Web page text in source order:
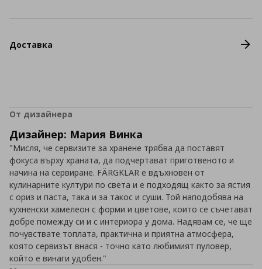
Доставка
От дизайнера
Дизайнер: Мария Винка
"Мисля, че сервизите за хранене трябва да поставят
фокуса върху храната, да подчертават приготвеното и
начина на сервиране. FÄRGKLAR е вдъхновен от
кулинарните култури по света и е подходящ както за ястия
с ориз и паста, така и за такос и суши. Той наподобява на
кухненски хамелеон с форми и цветове, които се съчетават
добре помежду си и с интериора у дома. Надявам се, че ще
почувствате топлата, практична и приятна атмосфера,
която сервизът внася - точно като любимият пуловер,
който е винаги удобен."